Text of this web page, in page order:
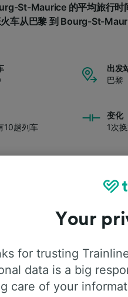
St-Maurice 的平均旅行
车从巴黎 到 Bourg-St-
出发
巴黎
10趟列车
变化
1次
旅
往Bourg-St-Maurice的旅
您的旅程
Your
for trusting
data is a big
care of your